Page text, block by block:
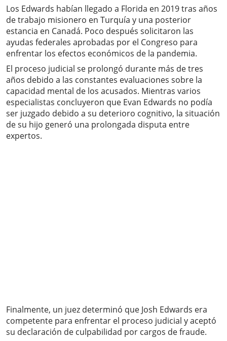
Los Edwards habían llegado a Florida en 2019 tras años
de trabajo misionero en Turquía y una posterior
estancia en Canadá. Poco después solicitaron las
ayudas federales aprobadas por el Congreso para
enfrentar los efectos económicos de la pandemia.
El proceso judicial se prolongó durante más de tres
años debido a las constantes evaluaciones sobre la
capacidad mental de los acusados. Mientras varios
especialistas concluyeron que Evan Edwards no podía
ser juzgado debido a su deterioro cognitivo, la situación
de su hijo generó una prolongada disputa entre
expertos.
Finalmente, un juez determinó que Josh Edwards era
competente para enfrentar el proceso judicial y aceptó
su declaración de culpabilidad por cargos de fraude.